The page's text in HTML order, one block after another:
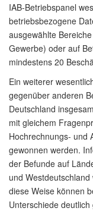
IAB-Betriebspanel
betriebsbezogene
ausgewählte
Gewerbe) oder auf
mindestens 20
Ein weiterer
gegenüber anderen
Deutschland
mit gleichem
Hochrechnungs- und
gewonnen werden.
der Befunde auf
und
diese Weise können
Unterschiede